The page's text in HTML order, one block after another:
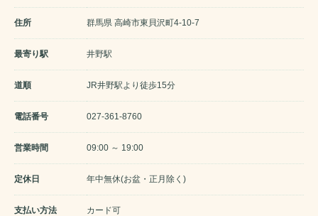
住所 群馬県 高崎市東貝沢町4-10-7
最寄り駅 井野駅
道順 JR井野駅より徒歩15分
電話番号 027-361-8760
営業時間 09:00 ～ 19:00
定休日 年中無休(お盆・正月除く)
支払い方法
カード可